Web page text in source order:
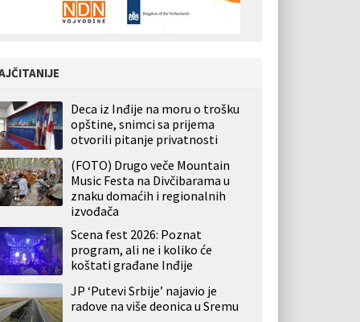
Deca iz Inđije na moru o trošku
opštine, snimci sa prijema
otvorili pitanje privatnosti
(FOTO) Drugo veče Mountain
Music Festa na Divčibarama u
znaku domaćih i regionalnih
izvođača
Scena fest 2026: Poznat
program, ali ne i koliko će
koštati građane Inđije
JP ‘Putevi Srbije’ najavio je
radove na više deonica u Sremu